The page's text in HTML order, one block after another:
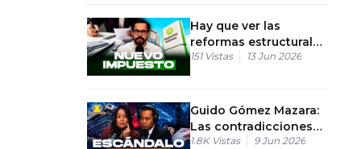
Hay que ver las
reformas estructurales
no coyunturales
151 Vistas 13 Jun 2026
Guido Gómez Mazara:
Las contradicciones
en la licitación del
1.8K Vistas 9 Jun 2026